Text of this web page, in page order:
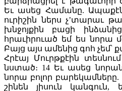
Եւ ասեց Համանը.
ուրիշին ներս չ’տարաւ
խնջոյքին բացի
հրաւիրուած եմ ես նորա
Բայց այս ամենից գոհ
Հրէայ Մուրթքէին
նստած։ 14 Եւ ասեց
նորա բոլոր բարեկամները.
շինեն յիսուն